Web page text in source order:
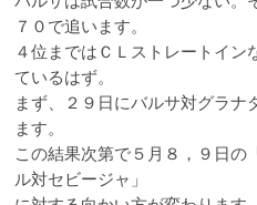
７０で追います。
４位まではＣＬストレートイン
ているはず。
まず、２９日にバルサ対グラ
ます。
この結果次第で５月８，９日の
ル対セビージャ」